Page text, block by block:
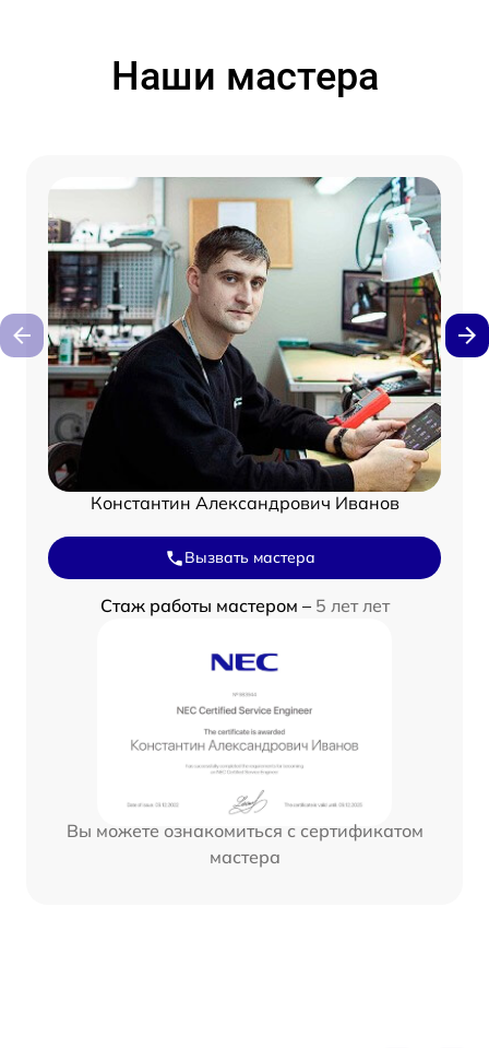
Наши мастера
Константин Александрович Иванов
Вызвать мастера
Стаж работы мастером – 5 лет лет
Вы можете ознакомиться с сертификатом
мастера